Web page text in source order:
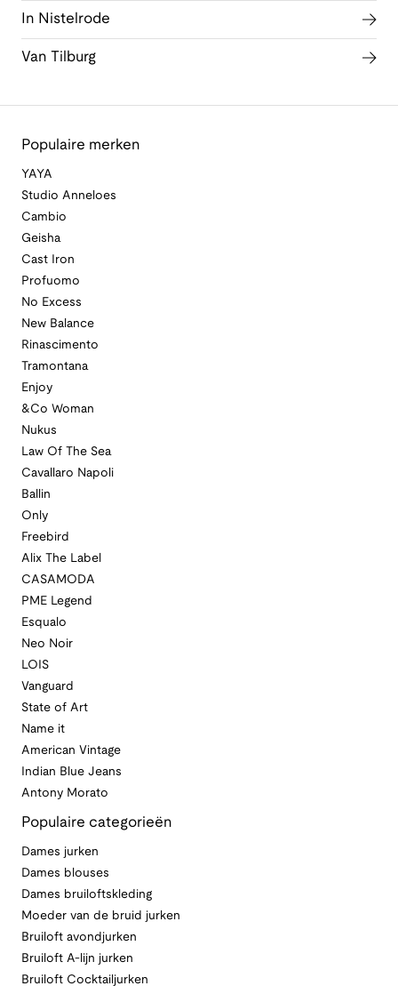
In Nistelrode
Van Tilburg
Populaire merken
YAYA
Studio Anneloes
Cambio
Geisha
Cast Iron
Profuomo
No Excess
New Balance
Rinascimento
Tramontana
Enjoy
&Co Woman
Nukus
Law Of The Sea
Cavallaro Napoli
Ballin
Only
Freebird
Alix The Label
CASAMODA
PME Legend
Esqualo
Neo Noir
LOIS
Vanguard
State of Art
Name it
American Vintage
Indian Blue Jeans
Antony Morato
Populaire categorieën
Dames jurken
Dames blouses
Dames bruiloftskleding
Moeder van de bruid jurken
Bruiloft avondjurken
Bruiloft A-lijn jurken
Bruiloft Cocktailjurken